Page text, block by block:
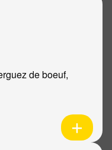
de boeuf,